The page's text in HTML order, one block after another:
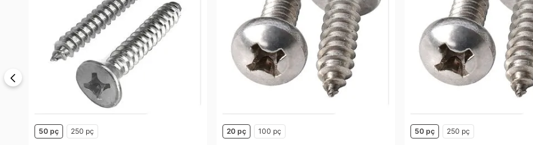
50 pç 250 pç 20 pç 100 pç 50 pç 250 pç